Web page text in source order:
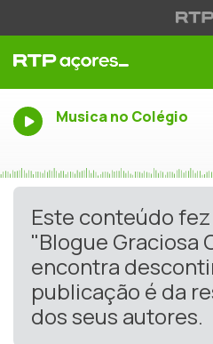
Musica no Colégio
Este conteúdo
"Blogue Graciosa
encontra
publicação é da
dos seus autores.